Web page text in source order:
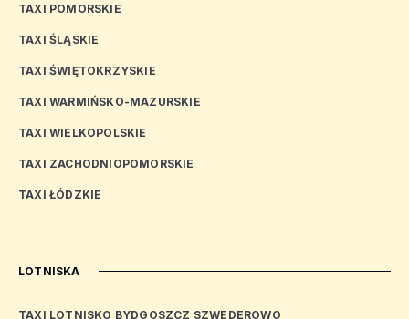
TAXI POMORSKIE
TAXI ŚLĄSKIE
TAXI ŚWIĘTOKRZYSKIE
TAXI WARMIŃSKO-MAZURSKIE
TAXI WIELKOPOLSKIE
TAXI ZACHODNIOPOMORSKIE
TAXI ŁÓDZKIE
LOTNISKA
TAXI LOTNISKO BYDGOSZCZ SZWEDEROWO